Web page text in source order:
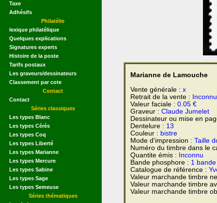
Taxe
Adhésifs
Philatélie
lexique philatélique
Quelques explications
Signatures experts
Histoire de la poste
Tarifs postaux
Les graveurs/dessinateurs
Classement par cote
Contact
Contact
Séries classiques
Les types Blanc
Les types Cérès
Les types Coq
Les types Liberté
Les types Marianne
Les types Mercure
Les types Sabine
Les types Sage
Les types Semeuse
Séries thématiques
Marianne de Lamouche
Vente générale : x
Retrait de la vente :
Valeur faciale : 0.05 €
Graveur : Claude Jumelet
Dessinateur ou mise en
Dentelure : 13
Couleur : bistre
Mode d'impression : Taille
Numéro du timbre dans le
Quantite émis :
Inconnu
Bande phosphore : 1
Catalogue de référence :
Valeur marchande timbre
Valeur marchande timbre
Valeur marchande timbre